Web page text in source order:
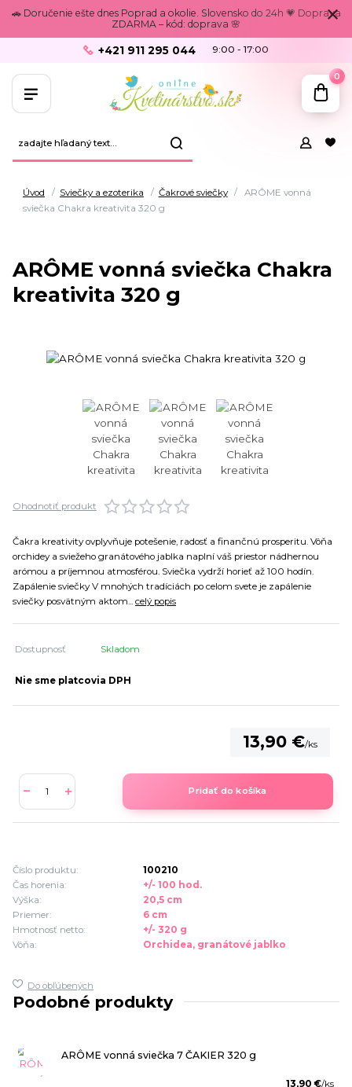
🚗 Doručenie ešte dnes Poprad a okolie. Slovensko do 24h 💗 Doprava
ZDARMA – kód: doprava 🌸
+421 911 295 044 9:00 - 17:00
0
Úvod Sviečky a ezoterika Čakrové sviečky
ARÔME vonná
sviečka Chakra kreativita 320 g
ARÔME vonná sviečka Chakra
kreativita 320 g
Ohodnotiť produkt
Čakra kreativity ovplyvňuje potešenie, radosť a finančnú prosperitu. Vôňa
orchidey a sviežeho granátového jablka naplní váš priestor nádhernou
arómou a príjemnou atmosférou. Sviečka vydrží horieť až 100 hodín.
Zapálenie sviečky V mnohých tradíciách po celom svete je zapálenie
sviečky posvätným aktom... celý popis
Dostupnosť Skladom
Nie sme platcovia DPH
13,90 €/ks
Pridať do košíka
Číslo produktu:
100210
Čas horenia:
+/- 100 hod.
Výška:
20,5 cm
Priemer:
6 cm
Hmotnosť netto:
+/- 320 g
Vôňa:
Orchidea, granátové jablko
Do obľúbených
Podobné produkty
ARÔME vonná sviečka 7 ČAKIER 320 g
13,90 €/ks